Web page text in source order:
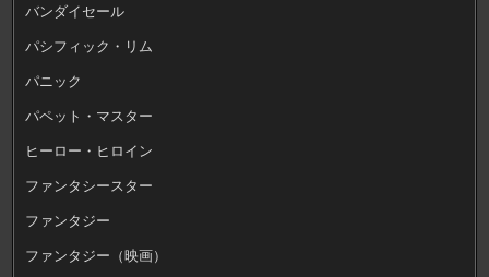
バンダイセール
パシフィック・リム
パニック
パペット・マスター
ヒーロー・ヒロイン
ファンタシースター
ファンタジー
ファンタジー（映画）